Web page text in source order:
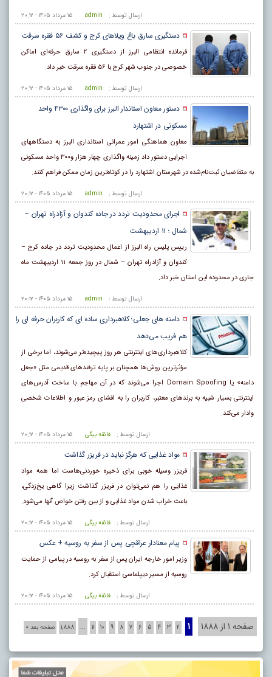
۱۵ مرداد ۱۴۰۵ - ۲۰:۱۲ ارسال توسط : admin
دستگیری سارق باغ ویلاهای کرج و کشف ۵۶ فقره سرقت
فرمانده انتظامی البرز از دستگیری ٢ سارق حرفه‌ای اماکن
خصوصی در جنوب شهر کرج با ۵۶ فقره سرقت خبر داد.
۱۵ مرداد ۱۴۰۵ - ۲۰:۱۲ ارسال توسط : admin
دستور معاون استاندار البرز برای واگذاری ۴۳۰۰ واحد
مسکونی در اشتهارد
معاون هماهنگی امور عمرانی استانداری البرز به دستگاههای
اجرایی دستور داد زمینه واگذاری چهار هزار و۳۰۰ واحد مسکونی
به متقاضیان ثبت‌نام‌شده در شهرستان اشتهارد را در کوتاه‌ترین زمان ممکن فراهم کنند.
۱۵ مرداد ۱۴۰۵ - ۲۰:۱۲ ارسال توسط : admin
اجرای محدودیت تردد در جاده کندوان و آزادراه تهران –
شمال ؛ ١١ اردیبهشت
رییس پلیس راه البرز از اعمال محدودیت تردد در جاده کرج –
کندوان و آزادراه تهران – شمال در روز جمعه ١١ اردیبهشت ماه
جاری در محدوده این استان خبر داد.
۱۵ مرداد ۱۴۰۵ - ۲۰:۱۲ ارسال توسط : admin
دامنه های جعلی؛ کلاهبرداری ساده ای که کاربران حرفه ای را
هم فریب می‌دهد
کلاهبرداری‌های اینترنتی هر روز پیچیده‌تر می‌شوند، اما برخی از
مؤثرترین روش‌ها همچنان بر پایه ترفندهای قدیمی مثل «جعل
دامنه» یا Domain Spoofing اجرا می‌شوند که در آن مهاجم با ساخت آدرس‌های
اینترنتی بسیار شبیه به برندهای معتبر، کاربران را به افشای رمز عبور و اطلاعات شخصی
وادار می‌کند.
۱۵ مرداد ۱۴۰۵ - ۲۰:۱۲ ارسال توسط : فائقه بیگی
مواد غذایی که هرگز نباید در فریزر گذاشت
فریزر وسیله خوبی برای ذخیره خوردنی‌هاست اما همه مواد
غذایی را هم نمی‌توان در فریزر گذاشت زیرا گاهی یخ‌زدگی،
باعث خراب شدن مواد غذایی و از بین رفتن خواص آنها می‌شود.
۱۵ مرداد ۱۴۰۵ - ۲۰:۱۲ ارسال توسط : فائقه بیگی
پیام معنادار عراقچی پس از سفر به روسیه + عکس
وزیر امور خارجه ایران پس از سفر به روسیه در پیامی از حمایت
روسیه از مسیر دیپلماسی استقبال کرد.
۱۵ مرداد ۱۴۰۵ - ۲۰:۱۲ ارسال توسط : فائقه بیگی
صفحه 1 از 1888 1
2
3
4
5
6
7
8
9
10
11
…
1,888 صفحه بعد »